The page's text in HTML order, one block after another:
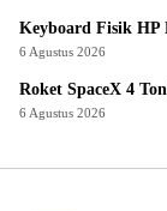
Keyboard Fisik HP
6 Agustus 2026
Roket SpaceX 4
6 Agustus 2026